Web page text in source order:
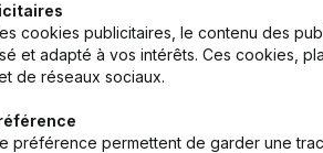
cookies publicitaires, le contenu des
et adapté à vos intérêts. Ces cookies,
de réseaux sociaux.
préférence permettent de garder une